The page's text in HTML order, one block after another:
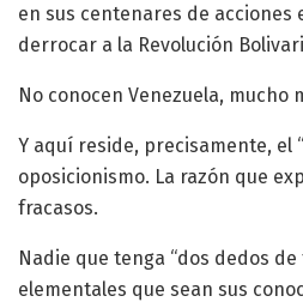
en sus centenares de acciones
derrocar a la Revolución
No conocen Venezuela, mucho
Y aquí reside, precisamente, el
oposicionismo. La razón que
fracasos.
Nadie que tenga “dos dedos
elementales que sean sus